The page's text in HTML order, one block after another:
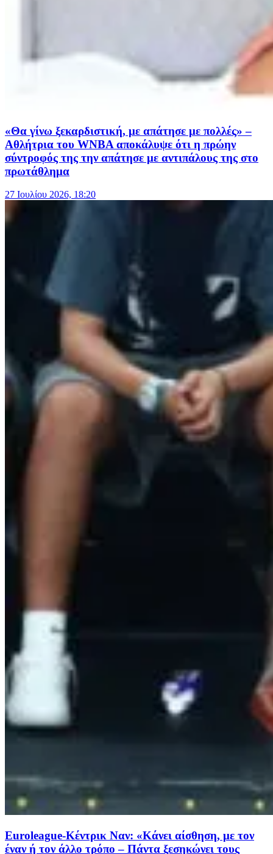
«Θα γίνω ξεκαρδιστική, με απάτησε με πολλές» –
Αθλήτρια του WNBA αποκάλυψε ότι η πρώην
σύντροφός της την απάτησε με αντιπάλους της στο
πρωτάθλημα
27 Ιουλίου 2026, 18:20
Euroleague-Κέντρικ Ναν: «Κάνει αίσθηση, με τον
έναν ή τον άλλο τρόπο – Πάντα ξεσηκώνει τους